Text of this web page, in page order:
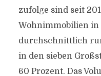
zufolge sind seit
Wohnimmobilien
durchschnittlich
in den sieben
60 Prozent. Das